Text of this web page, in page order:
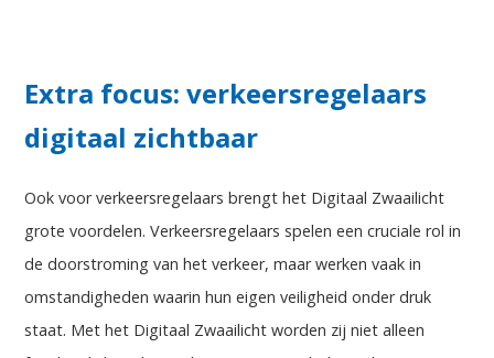
Extra focus: verkeersregelaars
digitaal zichtbaar
Ook voor verkeersregelaars brengt het Digitaal Zwaailicht
grote voordelen. Verkeersregelaars spelen een cruciale rol in
de doorstroming van het verkeer, maar werken vaak in
omstandigheden waarin hun eigen veiligheid onder druk
staat. Met het Digitaal Zwaailicht worden zij niet alleen